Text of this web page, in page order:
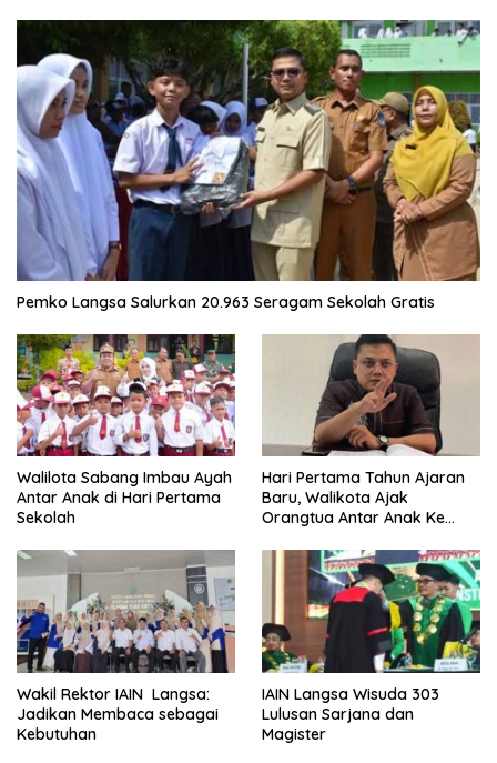
Pemko Langsa Salurkan 20.963 Seragam Sekolah Gratis
Walilota Sabang Imbau Ayah
Antar Anak di Hari Pertama
Sekolah
Hari Pertama Tahun Ajaran
Baru, Walikota Ajak
Orangtua Antar Anak Ke
Wakil Rektor IAIN Langsa:
Jadikan Membaca sebagai
Kebutuhan
IAIN Langsa Wisuda 303
Lulusan Sarjana dan
Magister